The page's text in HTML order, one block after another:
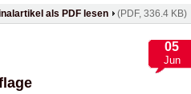
als PDF lesen (PDF, 336.4 KB)
05
Jun